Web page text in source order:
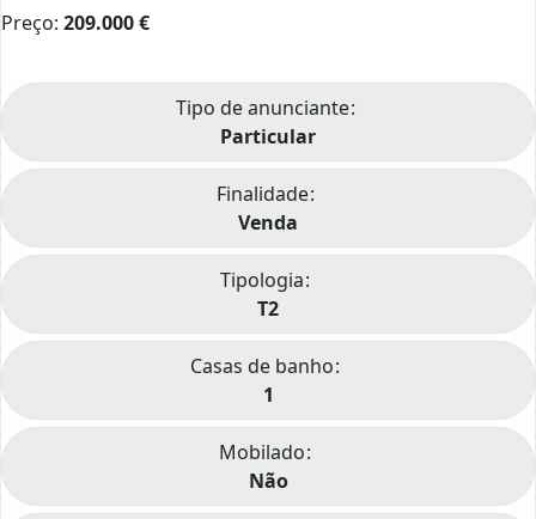
Preço: 209.000€
Tipo de anunciante
Particular
Finalidade
Venda
Tipologia
T2
Casas de banho
1
Mobilado
Não